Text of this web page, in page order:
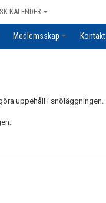
KALENDER
Medlemsskap Kontakt
uppehåll i snöläggningen.